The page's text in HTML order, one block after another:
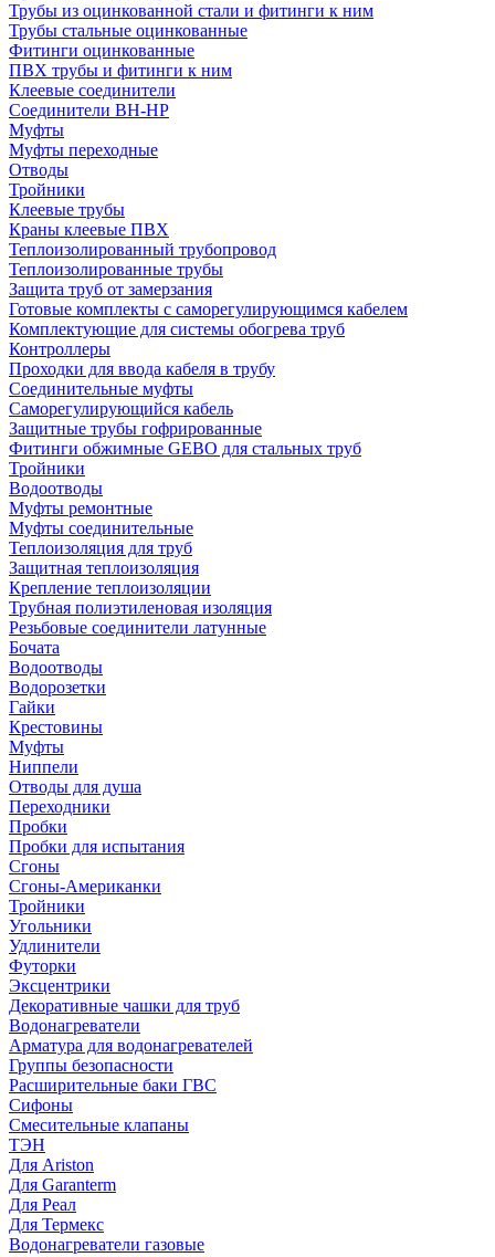
Трубы из оцинкованной стали и фитинги к ним
Трубы стальные оцинкованные
Фитинги оцинкованные
ПВХ трубы и фитинги к ним
Клеевые соединители
Соединители ВН-НР
Муфты
Муфты переходные
Отводы
Тройники
Клеевые трубы
Краны клеевые ПВХ
Теплоизолированный трубопровод
Теплоизолированные трубы
Защита труб от замерзания
Готовые комплекты с саморегулирующимся кабелем
Комплектующие для системы обогрева труб
Контроллеры
Проходки для ввода кабеля в трубу
Соединительные муфты
Саморегулирующийся кабель
Защитные трубы гофрированные
Фитинги обжимные GEBO для стальных труб
Тройники
Водоотводы
Муфты ремонтные
Муфты соединительные
Теплоизоляция для труб
Защитная теплоизоляция
Крепление теплоизоляции
Трубная полиэтиленовая изоляция
Резьбовые соединители латунные
Бочата
Водоотводы
Водорозетки
Гайки
Крестовины
Муфты
Ниппели
Отводы для душа
Переходники
Пробки
Пробки для испытания
Сгоны
Сгоны-Американки
Тройники
Угольники
Удлинители
Футорки
Эксцентрики
Декоративные чашки для труб
Водонагреватели
Арматура для водонагревателей
Группы безопасности
Расширительные баки ГВС
Сифоны
Смесительные клапаны
ТЭН
Для Ariston
Для Garanterm
Для Реал
Для Термекс
Водонагреватели газовые